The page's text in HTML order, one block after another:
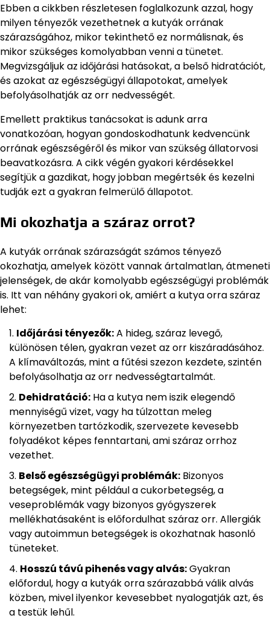
Ebben a cikkben részletesen foglalkozunk azzal, hogy
milyen tényezők vezethetnek a kutyák orrának
szárazságához, mikor tekinthető ez normálisnak, és
mikor szükséges komolyabban venni a tünetet.
Megvizsgáljuk az időjárási hatásokat, a belső hidratációt,
és azokat az egészségügyi állapotokat, amelyek
befolyásolhatják az orr nedvességét.
Emellett praktikus tanácsokat is adunk arra
vonatkozóan, hogyan gondoskodhatunk kedvencünk
orrának egészségéről és mikor van szükség állatorvosi
beavatkozásra. A cikk végén gyakori kérdésekkel
segítjük a gazdikat, hogy jobban megértsék és kezelni
tudják ezt a gyakran felmerülő állapotot.
Mi okozhatja a száraz orrot?
A kutyák orrának szárazságát számos tényező
okozhatja, amelyek között vannak ártalmatlan, átmeneti
jelenségek, de akár komolyabb egészségügyi problémák
is. Itt van néhány gyakori ok, amiért a kutya orra száraz
lehet:
Időjárási tényezők:A hideg, száraz levegő,
különösen télen, gyakran vezet az orr kiszáradásához.
A klímaváltozás, mint a fűtési szezon kezdete, szintén
befolyásolhatja az orr nedvességtartalmát.
Dehidratáció: Ha a kutya nem iszik elegendő
mennyiségű vizet, vagy ha túlzottan meleg
környezetben tartózkodik, szervezete kevesebb
folyadékot képes fenntartani, ami száraz orrhoz
vezethet.
Belső egészségügyi problémák: Bizonyos
betegségek, mint például a cukorbetegség, a
veseproblémák vagy bizonyos gyógyszerek
mellékhatásaként is előfordulhat száraz orr. Allergiák
vagy autoimmun betegségek is okozhatnak hasonló
tüneteket.
Hosszú távú pihenés vagy alvás:Gyakran
előfordul, hogy a kutyák orra szárazabbá válik alvás
közben, mivel ilyenkor kevesebbet nyalogatják azt, és
a testük lehűl.